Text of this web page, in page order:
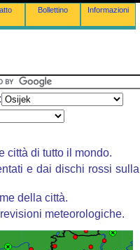
Bollettino Informazioni
città di tutto il mondo.
e dai dischi rossi sulla
della città.
meteorologiche.